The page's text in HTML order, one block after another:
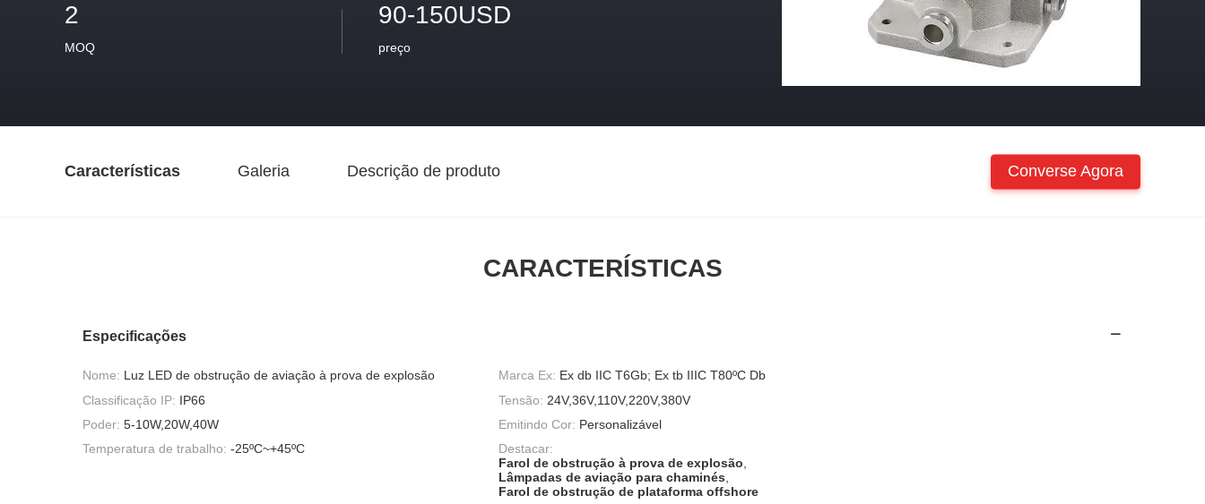
2
MOQ
90-150USD
preço
Características Galeria Descrição de produto Converse Agora
CARACTERÍSTICAS
Especificações
Nome: Luz LED de obstrução de aviação à prova de explosão Marca Ex: Ex db IIC T6Gb; Ex tb IIIC T80ºC Db
Classificação IP: IP66 Tensão: 24V,36V,110V,220V,380V
Poder: 5-10W,20W,40W Emitindo Cor: Personalizável
Temperatura de trabalho: -25ºC~+45ºC
Destacar:
Farol de obstrução à prova de explosão
Lâmpadas de aviação para chaminés
Farol de obstrução de plataforma offshore